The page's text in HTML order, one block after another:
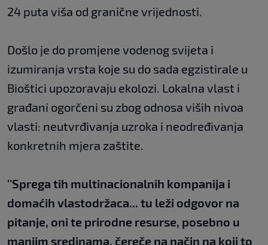
24 puta viša od granične vrijednosti.
Došlo je do promjene vodenog svijeta i
izumiranja vrsta koje su do sada egzistirale u
Bioštici upozoravaju ekolozi. Lokalna vlast i
građani ogorčeni su zbog odnosa viših nivoa
vlasti: neutvrđivanja uzroka i neodređivanja
konkretnih mjera zaštite.
''Sprega tih multinacionalnih kompanija i
domaćih vlastodržaca... tu leži odgovor na
pitanje, oni te prirodne resurse, posebno u
manjim sredinama, čereče na način na koji to